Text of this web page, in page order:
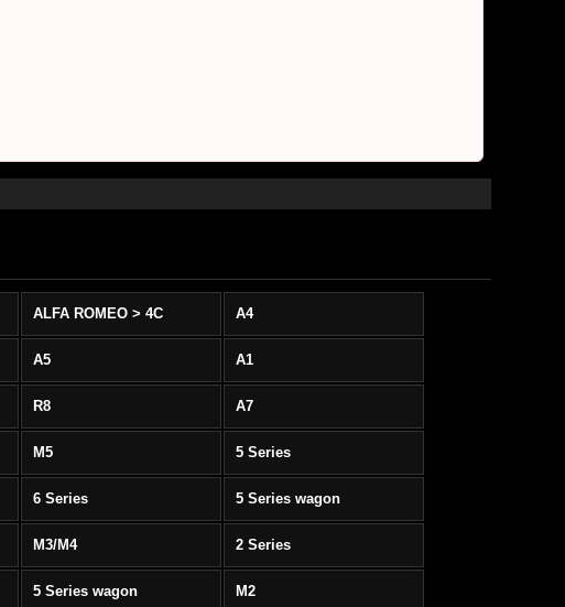
ALFA ROMEO > 4C A4
A5 A1
R8 A7
M5 5 Series
6 Series 5 Series wagon
M3/M4 2 Series
5 Series wagon M2